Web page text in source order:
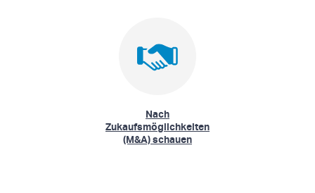
Nach
Zukaufsmöglichkeiten
(M&A) schauen